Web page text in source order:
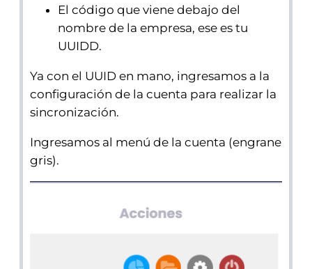
El código que viene debajo del
nombre de la empresa, ese es tu
UUIDD.
Ya con el UUID en mano, ingresamos a la
configuración de la cuenta para realizar la
sincronización.
Ingresamos al menú de la cuenta (engrane
gris).